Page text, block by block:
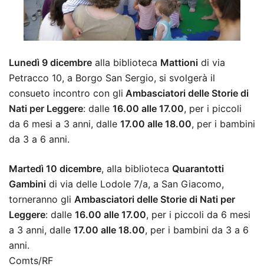
Lunedì 9 dicembre alla biblioteca Mattioni di via
Petracco 10, a Borgo San Sergio, si svolgerà il
consueto incontro con gli Ambasciatori delle Storie di
Nati per Leggere: dalle 16.00 alle 17.00, per i piccoli
da 6 mesi a 3 anni, dalle 17.00 alle 18.00, per i bambini
da 3 a 6 anni.
Martedì 10 dicembre, alla biblioteca Quarantotti
Gambini di via delle Lodole 7/a, a San Giacomo,
torneranno gli Ambasciatori delle Storie di Nati per
Leggere: dalle 16.00 alle 17.00, per i piccoli da 6 mesi
a 3 anni, dalle 17.00 alle 18.00, per i bambini da 3 a 6
anni.
Comts/RF